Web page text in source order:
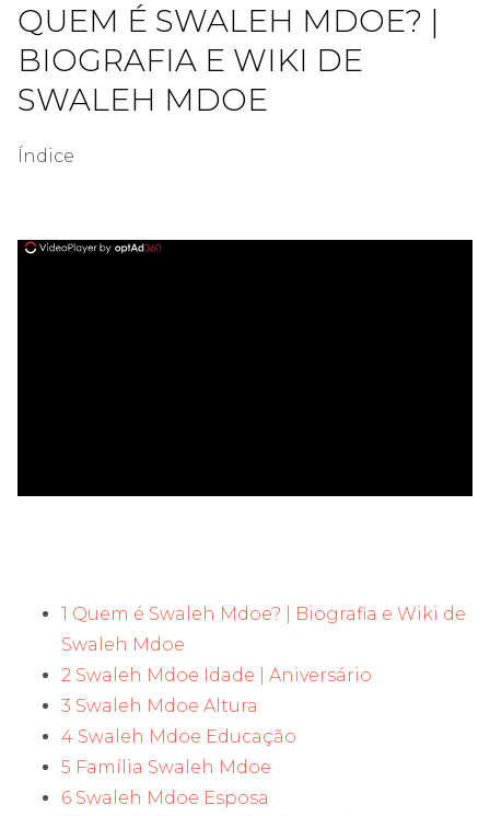
QUEM É SWALEH MDOE? |
BIOGRAFIA E WIKI DE
SWALEH MDOE
Índice
1 Quem é Swaleh Mdoe? | Biografia e Wiki de
Swaleh Mdoe
2 Swaleh Mdoe Idade | Aniversário
3 Swaleh Mdoe Altura
4 Swaleh Mdoe Educação
5 Família Swaleh Mdoe
6 Swaleh Mdoe Esposa